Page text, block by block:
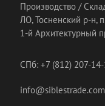
Производство /
ЛО, Тосненский р-н,
1-й Архитектурный
СПб: +7 (812) 207-
info@siblestrade.com